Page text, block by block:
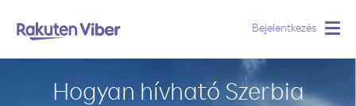
Bejelentkezés
Hogyan hívható Szerbia